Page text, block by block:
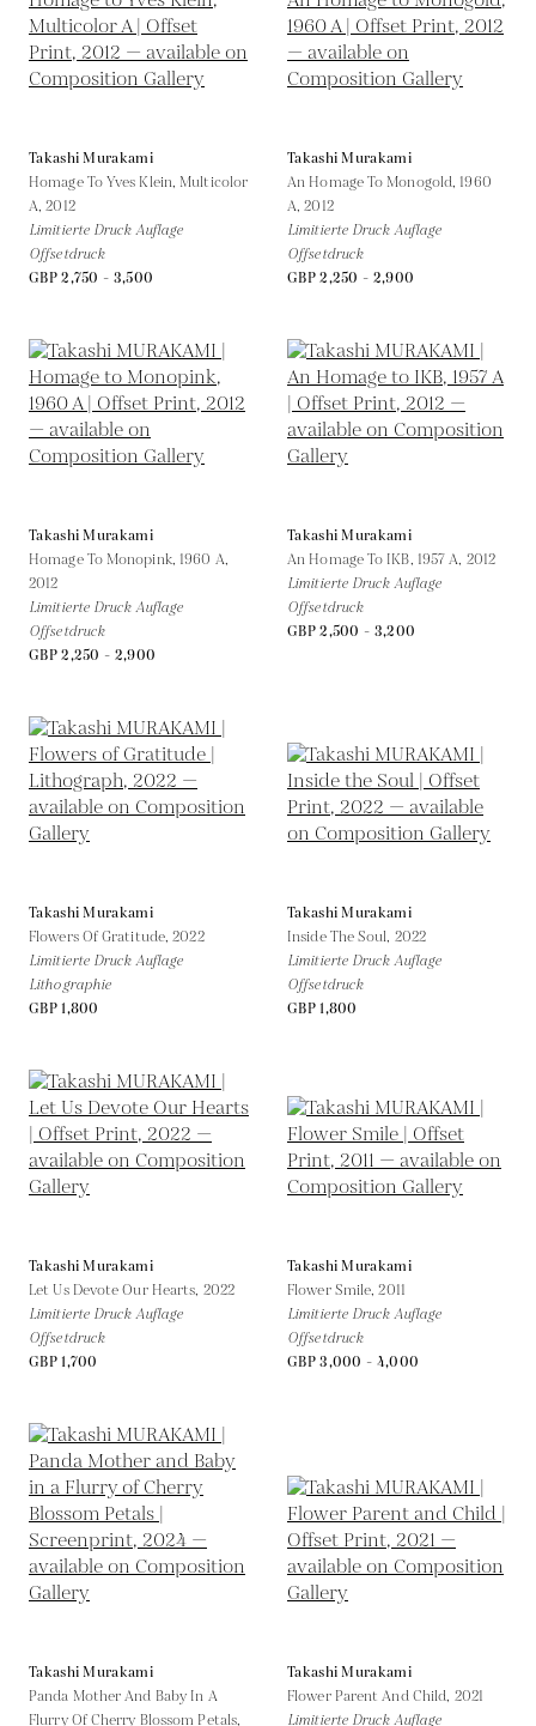
Takashi Murakami
Homage To Yves Klein, Multicolor
A,2012
Limitierte Druck Auflage
Offsetdruck
GBP 2,750 - 3,500
Takashi Murakami
An Homage To Monogold, 1960
A,2012
Limitierte Druck Auflage
Offsetdruck
GBP 2,250 - 2,900
Takashi Murakami
Homage To Monopink, 1960 A,
2012
Limitierte Druck Auflage
Offsetdruck
GBP 2,250 - 2,900
Takashi Murakami
An Homage To IKB, 1957 A, 2012
Limitierte Druck Auflage
Offsetdruck
GBP 2,500 - 3,200
Takashi Murakami
Flowers Of Gratitude,2022
Limitierte Druck Auflage
Lithographie
GBP 1,800
Takashi Murakami
Inside The Soul, 2022
Limitierte Druck Auflage
Offsetdruck
GBP 1,800
Takashi Murakami
Let Us Devote Our Hearts, 2022
Limitierte Druck Auflage
Offsetdruck
GBP 1,700
Takashi Murakami
Flower Smile,2011
Limitierte Druck Auflage
Offsetdruck
GBP 3,000 - 4,000
Takashi Murakami
Panda Mother And Baby In A
Flurry Of Cherry Blossom Petals,
Takashi Murakami
Flower Parent And Child, 2021
Limitierte Druck Auflage